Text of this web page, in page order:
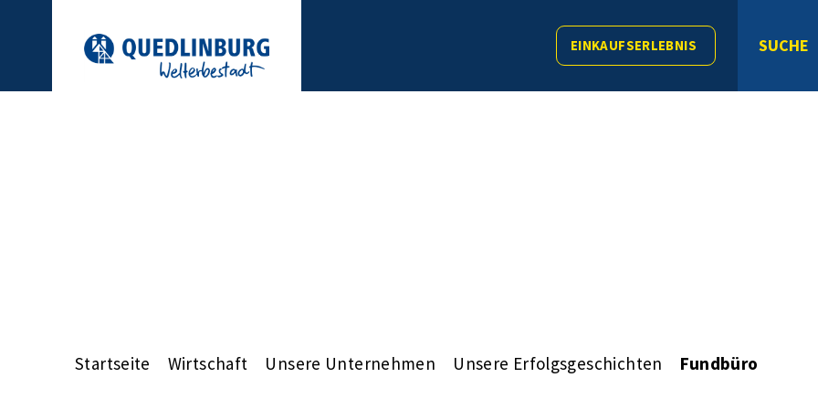
EINKAUFSERLEBNIS SUCHE
Startseite Wirtschaft Unsere Unternehmen Unsere Erfolgsgeschichten Fundbüro